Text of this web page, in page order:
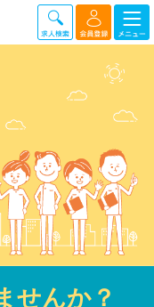
せんか？